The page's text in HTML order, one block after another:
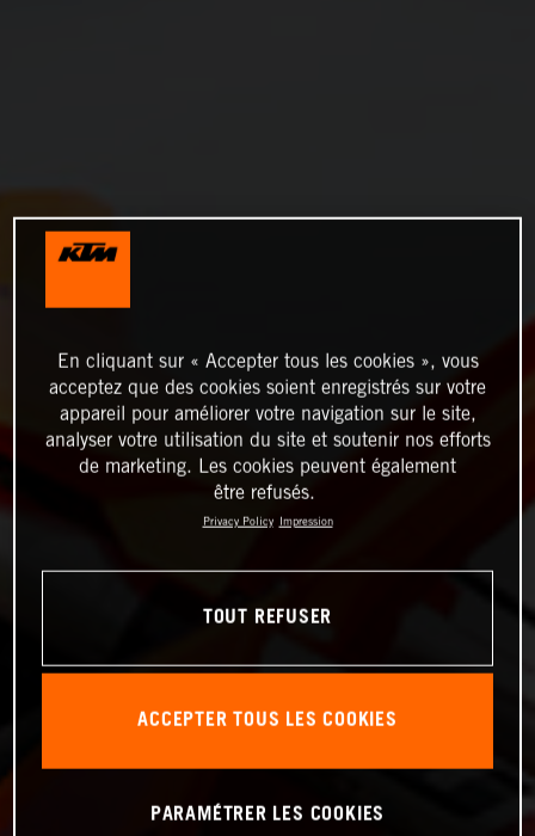
En cliquant sur « Accepter tous les cookies », vous
acceptez que des cookies soient enregistrés sur votre
appareil pour améliorer votre navigation sur le site,
analyser votre utilisation du site et soutenir nos efforts
de marketing. Les cookies peuvent également
être refusés.
Privacy Policy Impression
TOUT REFUSER
ACCEPTER TOUS LES COOKIES
PARAMÉTRER LES COOKIES